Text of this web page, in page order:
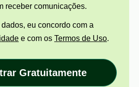
receber comunicações.
eu concordo com a
e com os Termos de Uso.
Gratuitamente